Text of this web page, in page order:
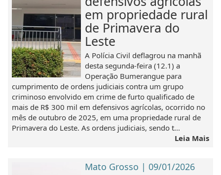
em propriedade rural
de Primavera do
Leste
A Polícia Civil deflagrou na manhã
desta segunda-feira (12.1) a
Operação Bumerangue para
cumprimento de ordens judiciais contra um grupo
criminoso envolvido em crime de furto qualificado de
mais de R$ 300 mil em defensivos agrícolas, ocorrido no
mês de outubro de 2025, em uma propriedade rural de
Primavera do Leste. As ordens judiciais, sendo t...
Leia Mais
Mato Grosso | 09/01/2026